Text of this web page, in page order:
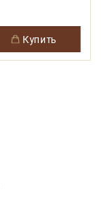
купить